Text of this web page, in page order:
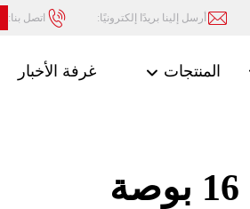
أرسل إلينا بريدًا إلكترونيًا: اتصل بنا:
المنتجات غرفة الأخبار